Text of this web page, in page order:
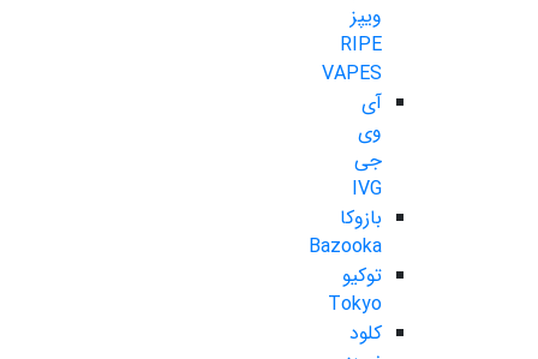
ویپز
RIPE
VAPES
آی
وی
جی
IVG
بازوکا
Bazooka
توکیو
Tokyo
کلود